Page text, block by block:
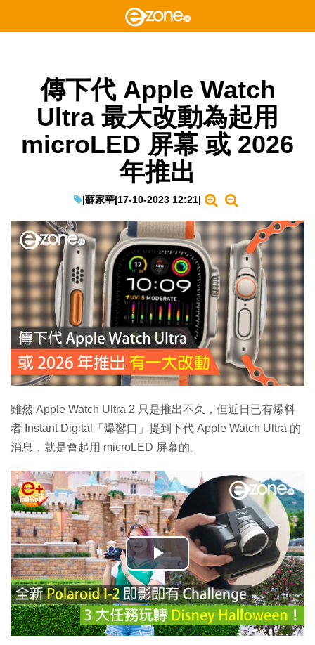
傳下代 Apple Watch
Ultra 最大改動為起用
microLED 屏幕 或 2026
年推出
|蘇家華|17-10-2023 12:21|
雖然 Apple Watch Ultra 2 只是推出不久，但近日已有爆料
者 Instant Digital「爆響口」提到下代 Apple Watch Ultra 的
消息，就是會起用 microLED 屏幕的。
播
放
影